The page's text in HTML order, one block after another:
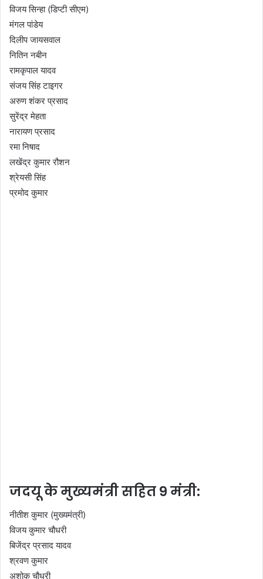
विजय सिन्हा (डिप्टी सीएम)
मंगल पांडेय
दिलीप जायसवाल
नितिन नबीन
रामकृपाल यादव
संजय सिंह टाइगर
अरुण शंकर प्रसाद
सुरेंद्र मेहता
नारायण प्रसाद
रमा निषाद
लखेंद्र कुमार रौशन
श्रेयसी सिंह
प्रमोद कुमार
जदयू के मुख्यमंत्री सहित 9 मंत्री:
नीतीश कुमार (मुख्यमंत्री)
विजय कुमार चौधरी
बिजेंद्र प्रसाद यादव
श्रवण कुमार
अशोक चौधरी